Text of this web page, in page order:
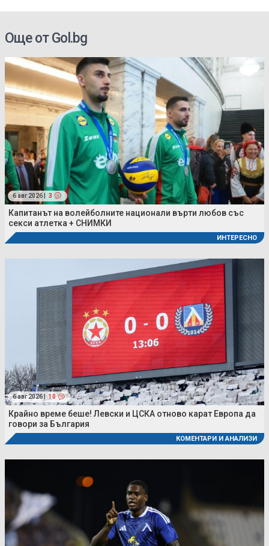
Още от Gol.bg
6 авг 2026 | 3
Капитанът на волейболните национали върти любов със
секси атлетка + СНИМКИ
ИНТЕРЕСНО
6 авг 2026 | 10
Крайно време беше! Левски и ЦСКА отново карат Европа да
говори за България
КОМЕНТАРИ И АНАЛИЗИ